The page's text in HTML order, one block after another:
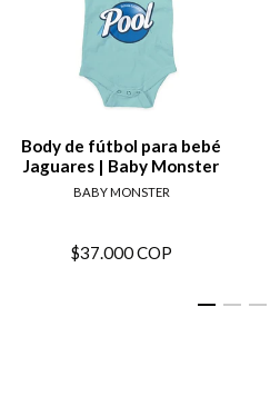
Body de fútbol para bebé
Jaguares | Baby Monster
BABY MONSTER
$37.000 COP